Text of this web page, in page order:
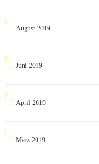
August 2019
Juni 2019
April 2019
März 2019